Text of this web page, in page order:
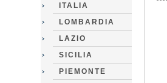
ITALIA
LOMBARDIA
LAZIO
SICILIA
PIEMONTE